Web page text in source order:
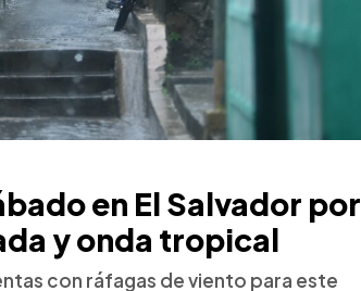
en El Salvador por
y onda tropical
con ráfagas de viento para este